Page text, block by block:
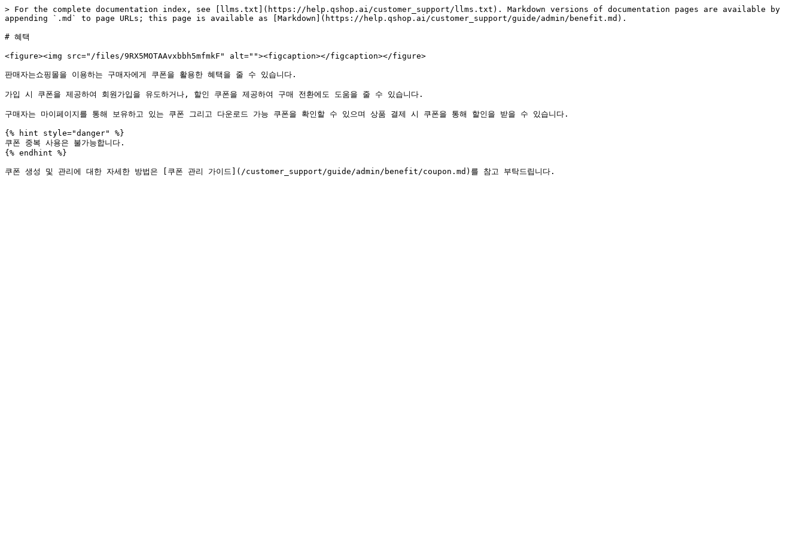
> For the complete documentation index, see [llms.txt](https://help.qshop.ai/customer_support/llms.txt). Markdown versions of documentation pages are available by
appending `.md` to page URLs; this page is available as [Markdown](https://help.qshop.ai/customer_support/guide/admin/benefit.md).
# 혜택
<figure><img src="/files/9RX5MOTAAvxbbh5mfmkF" alt=""><figcaption></figcaption></figure>
판매자는쇼핑몰을 이용하는 구매자에게 쿠폰을 활용한 혜택을 줄 수 있습니다.
가입 시 쿠폰을 제공하여 회원가입을 유도하거나, 할인 쿠폰을 제공하여 구매 전환에도 도움을 줄 수 있습니다.
구매자는 마이페이지를 통해 보유하고 있는 쿠폰 그리고 다운로드 가능 쿠폰을 확인할 수 있으며 상품 결제 시 쿠폰을 통해 할인을 받을 수 있습니다.
{% hint style="danger" %}
쿠폰 중복 사용은 불가능합니다.
{% endhint %}